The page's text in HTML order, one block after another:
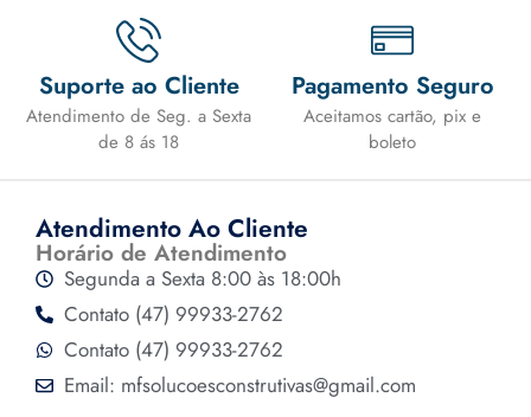
Suporte ao Cliente
Atendimento de Seg. a Sexta
de 8 ás 18
Pagamento Seguro
Aceitamos cartão, pix e
boleto
Atendimento Ao Cliente
Horário de Atendimento
Segunda a Sexta 8:00 às 18:00h
Contato (47) 99933-2762
Contato (47) 99933-2762
Email: mfsolucoesconstrutivas@gmail.com